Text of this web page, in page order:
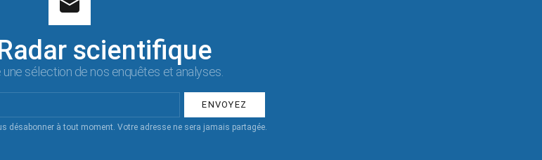
scientifique
une sélection de nos enquêtes et analyses.
désabonner à tout moment. Votre adresse ne sera jamais partagée.